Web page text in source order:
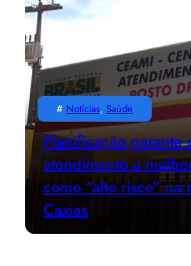
# Notícias, Saúde
Planificação garante
atendimento a
como “alto risco”
Caxias